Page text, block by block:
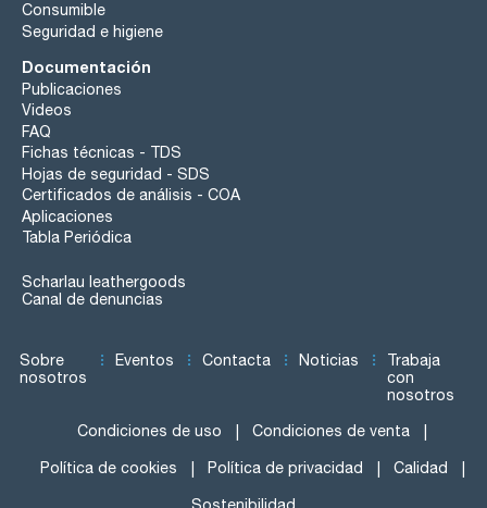
Consumible
Seguridad e higiene
Documentación
Publicaciones
Videos
FAQ
Fichas técnicas - TDS
Hojas de seguridad - SDS
Certificados de análisis - COA
Aplicaciones
Tabla Periódica
Scharlau leathergoods
Canal de denuncias
Sobre
nosotros
Eventos Contacta Noticias
Trabaja
con
nosotros
Condiciones de uso Condiciones de venta
Política de cookies Política de privacidad Calidad